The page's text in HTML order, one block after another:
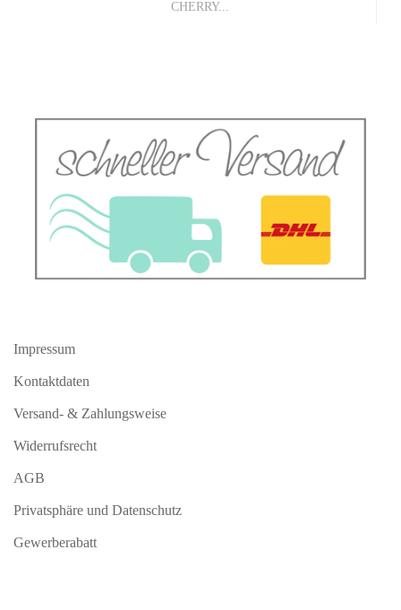
CHERRY...
Impressum
Kontaktdaten
Versand- & Zahlungsweise
Widerrufsrecht
AGB
Privatsphäre und Datenschutz
Gewerberabatt